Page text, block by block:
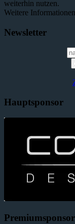
weiterhin nutzen.
Weitere
Newsletter
Hauptsponsor